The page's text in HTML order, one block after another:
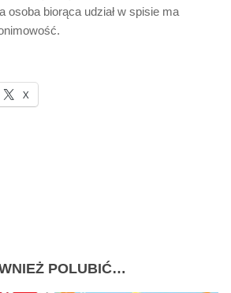
osoba biorąca udział w spisie ma
X
POLUBIĆ…